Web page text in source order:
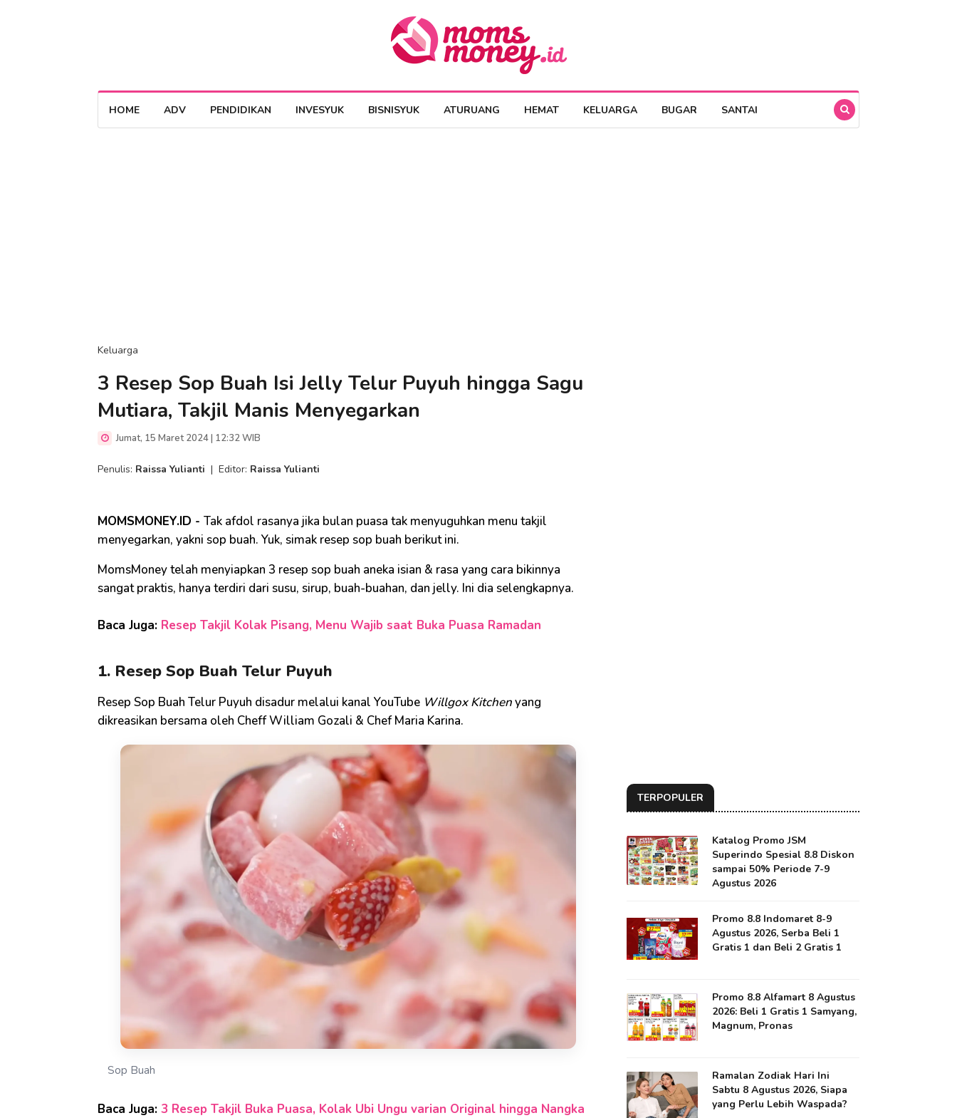
HOME ADV PENDIDIKAN INVESYUK BISNISYUK ATURUANG HEMAT KELUARGA BUGAR SANTAI
Keluarga
3 Resep Sop Buah Isi Jelly Telur Puyuh hingga Sagu
Mutiara, Takjil Manis Menyegarkan
Jumat, 15 Maret 2024 | 12:32 WIB
Penulis: Raissa Yulianti | Editor: Raissa Yulianti
MOMSMONEY.ID - Tak afdol rasanya jika bulan puasa tak menyuguhkan menu takjil
menyegarkan, yakni sop buah. Yuk, simak resep sop buah berikut ini.
MomsMoney telah menyiapkan 3 resep sop buah aneka isian & rasa yang cara bikinnya
sangat praktis, hanya terdiri dari susu, sirup, buah-buahan, dan jelly. Ini dia selengkapnya.
Baca Juga: Resep Takjil Kolak Pisang, Menu Wajib saat Buka Puasa Ramadan
1. Resep Sop Buah Telur Puyuh
Resep Sop Buah Telur Puyuh disadur melalui kanal YouTube Willgox Kitchenyang
dikreasikan bersama oleh Cheff William Gozali & Chef Maria Karina.
Sop Buah
Baca Juga: 3 Resep Takjil Buka Puasa, Kolak Ubi Ungu varian Original hingga Nangka
TERPOPULER
Katalog Promo JSM
Superindo Spesial 8.8 Diskon
sampai 50% Periode 7-9
Agustus 2026
Promo 8.8 Indomaret 8-9
Agustus 2026, Serba Beli 1
Gratis 1 dan Beli 2 Gratis 1
Promo 8.8 Alfamart 8 Agustus
2026: Beli 1 Gratis 1 Samyang,
Magnum, Pronas
Ramalan Zodiak Hari Ini
Sabtu 8 Agustus 2026, Siapa
yang Perlu Lebih Waspada?